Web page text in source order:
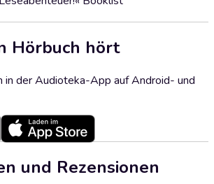
Hörbuch hört
in der Audioteka-App auf Android- und
und Rezensionen